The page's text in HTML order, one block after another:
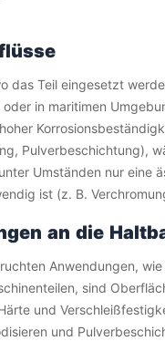
das Teil eingesetzt
oder in maritimen
Pulverbeschichtung),
Umständen nur eine
ist (z. B.
an die
Anwendungen,
sind
und
und